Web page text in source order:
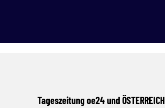
Tageszeitung oe24 und ÖSTERREICH